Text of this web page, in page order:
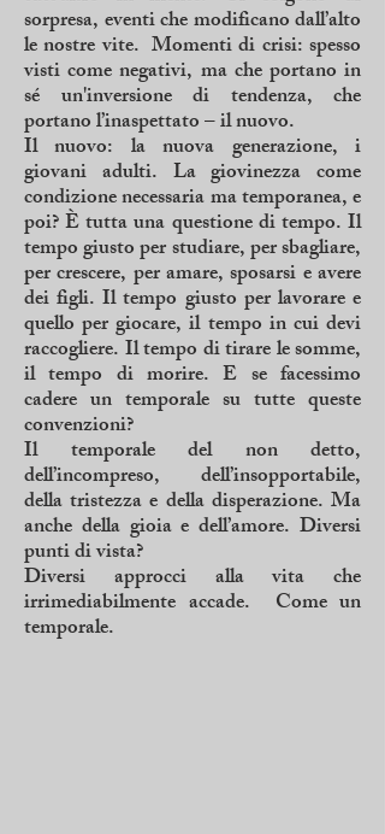
sorpresa, eventi che modificano dall’alto
le nostre vite. Momenti di crisi: spesso
visti come negativi, ma che portano in
sé un'inversione di tendenza, che
portano l’inaspettato – il nuovo.
Il nuovo: la nuova generazione, i
giovani adulti. La giovinezza come
condizione necessaria ma temporanea, e
poi? È tutta una questione di tempo. Il
tempo giusto per studiare, per sbagliare,
per crescere, per amare, sposarsi e avere
dei figli. Il tempo giusto per lavorare e
quello per giocare, il tempo in cui devi
raccogliere. Il tempo di tirare le somme,
il tempo di morire. E se facessimo
cadere un temporale su tutte queste
convenzioni?
Il temporale del non detto,
dell’incompreso, dell’insopportabile,
della tristezza e della disperazione. Ma
anche della gioia e dell’amore. Diversi
punti di vista?
Diversi approcci alla vita che
irrimediabilmente accade. Come un
temporale.